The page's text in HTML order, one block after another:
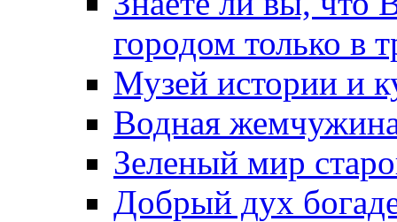
городом только в
Музей истории и
Водная
Зеленый мир
Добрый дух